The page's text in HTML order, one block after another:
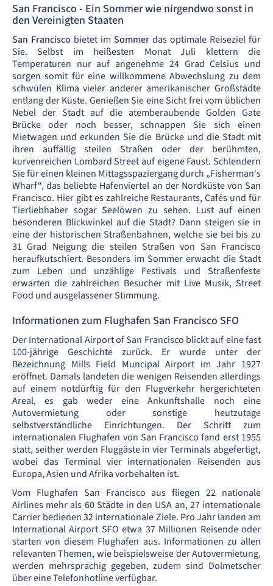
San Francisco - Ein Sommer wie nirgendwo sonst in
den Vereinigten Staaten
San Francisco bietet im Sommer das optimale Reiseziel für
Sie. Selbst im heißesten Monat Juli klettern die
Temperaturen nur auf angenehme 24 Grad Celsius und
sorgen somit für eine willkommene Abwechslung zu dem
schwülen Klima vieler anderer amerikanischer Großstädte
entlang der Küste. Genießen Sie eine Sicht frei vom üblichen
Nebel der Stadt auf die atemberaubende Golden Gate
Brücke oder noch besser, schnappen Sie sich einen
Mietwagen und erkunden Sie die Brücke und die Stadt mit
ihren auffällig steilen Straßen oder der berühmten,
kurvenreichen Lombard Street auf eigene Faust. Schlendern
Sie für einen kleinen Mittagsspaziergang durch „Fisherman‘s
Wharf“, das beliebte Hafenviertel an der Nordküste von San
Francisco. Hier gibt es zahlreiche Restaurants, Cafés und für
Tierliebhaber sogar Seelöwen zu sehen. Lust auf einen
besonderen Blickwinkel auf die Stadt? Dann steigen sie in
eine der historischen Straßenbahnen, welche sie bei bis zu
31 Grad Neigung die steilen Straßen von San Francisco
heraufkutschiert. Besonders im Sommer erwacht die Stadt
zum Leben und unzählige Festivals und Straßenfeste
erwarten die zahlreichen Besucher mit Live Musik, Street
Food und ausgelassener Stimmung.
Informationen zum Flughafen San Francisco SFO
Der International Airport of San Francisco blickt auf eine fast
100-jährige Geschichte zurück. Er wurde unter der
Bezeichnung Mills Field Muncipal Airport im Jahr 1927
eröffnet. Damals landeten die wenigen Reisenden allerdings
auf einem notdürftig für den Flugverkehr hergerichteten
Areal, es gab weder eine Ankunftshalle noch eine
Autovermietung oder sonstige heutzutage
selbstverständliche Einrichtungen. Der Schritt zum
internationalen Flughafen von San Francisco fand erst 1955
statt, seither werden Fluggäste in vier Terminals abgefertigt,
wobei das Terminal vier internationalen Reisenden aus
Europa, Asien und Afrika vorbehalten ist.
Vom Flughafen San Francisco aus fliegen 22 nationale
Airlines mehr als 60 Städte in den USA an, 27 internationale
Carrier bedienen 32 internationale Ziele. Pro Jahr landen am
International Airport SFO etwa 37 Millionen Reisende oder
starten von diesem Flughafen aus. Informationen zu allen
relevanten Themen, wie beispielsweise der Autovermietung,
werden mehrsprachig gegeben, zudem sind Dolmetscher
über eine Telefonhotline verfügbar.